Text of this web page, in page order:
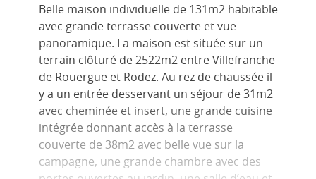
Belle maison individuelle de 131m2 habitable
avec grande terrasse couverte et vue
panoramique. La maison est située sur un
terrain clôturé de 2522m2 entre Villefranche
de Rouergue et Rodez. Au rez de chaussée il
y a un entrée desservant un séjour de 31m2
avec cheminée et insert, une grande cuisine
intégrée donnant accès à la terrasse
couverte de 38m2 avec belle vue sur la
campagne, une grande chambre avec des